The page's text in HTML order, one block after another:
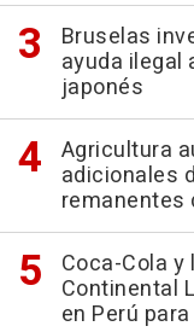
Bruselas
ayuda ilegal
japonés
Agricultura
adicionales
remanentes
Coca-Cola
Continental
en Perú